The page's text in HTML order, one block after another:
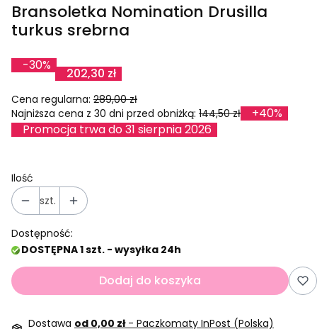
Bransoletka Nomination Drusilla
turkus srebrna
202,30 zł
Cena regularna: 289,00 zł
-30%
Najniższa cena z 30 dni przed obniżką: 144,50 zł
+40%
Promocja trwa do 31 sierpnia 2026
Ilość
szt.
Dostępność:
DOSTĘPNA 1 szt. - wysyłka 24h
Dodaj do koszyka
Dostawa od 0,00 zł - Paczkomaty InPost (Polska)